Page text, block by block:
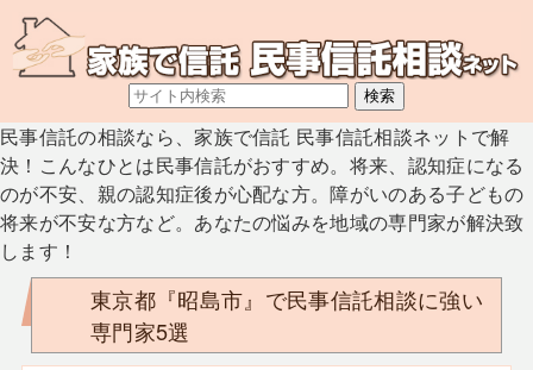
民事信託の相談なら、家族で信託 民事信託相談ネットで解
決！こんなひとは民事信託がおすすめ。将来、認知症になる
のが不安、親の認知症後が心配な方。障がいのある子どもの
将来が不安な方など。あなたの悩みを地域の専門家が解決致
します！
東京都『昭島市』で民事信託相談に強い
専門家5選